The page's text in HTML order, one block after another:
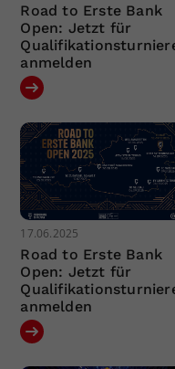
Road to Erste Bank
Open: Jetzt für
anmelden
17.06.2025
Road to Erste Bank
Open: Jetzt für
anmelden